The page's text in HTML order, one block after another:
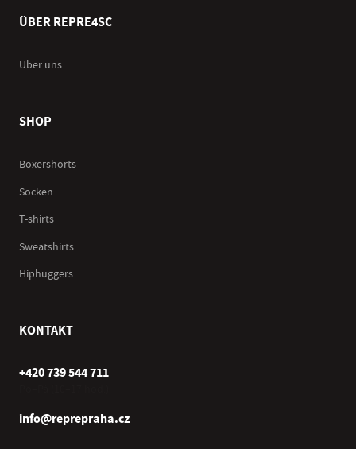
ÜBER REPRE4SC
Über uns
SHOP
Boxershorts
Socken
T-shirts
Sweatshirts
Hiphuggers
KONTAKT
+420 739 544 711
info@reprepraha.cz